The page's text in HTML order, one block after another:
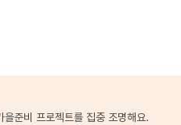
준비 프로젝트를 집중 조명해요.